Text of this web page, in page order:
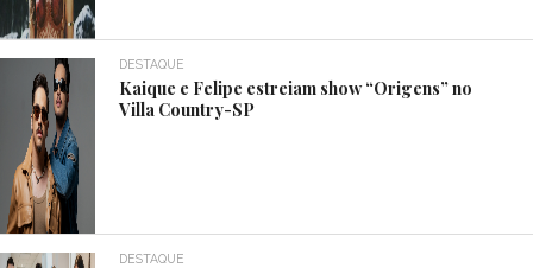
DESTAQUE
Kaique e Felipe estreiam show “Origens” no
Villa Country-SP
DESTAQUE